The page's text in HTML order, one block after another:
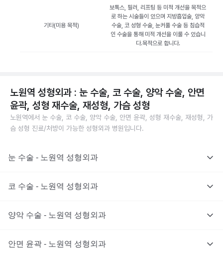
기타(미용 목적)
보톡스, 필러, 리프팅 등 미적 개선을 목적으
로 하는 시술들이 있으며 지방흡입술, 양악
수술, 코 성형 수술, 눈커풀 수술 등 침습적
인 수술을 통해 미적 개선을 이룰 수 있습니
다.목적으로 합니다.
노원역 성형외과 : 눈 수술, 코 수술, 양악 수술, 안면
윤곽, 성형 재수술, 재성형, 가슴 성형
노원역에서 눈 수술, 코 수술, 양악 수술, 안면 윤곽, 성형 재수술, 재성형, 가
슴 성형 진료/처방이 가능한 성형외과 병원입니다.
눈 수술 - 노원역 성형외과
코 수술 - 노원역 성형외과
양악 수술 - 노원역 성형외과
안면 윤곽 - 노원역 성형외과